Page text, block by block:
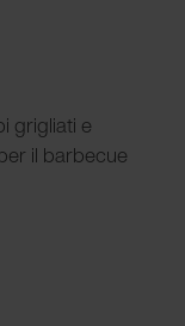
grigliati e
il barbecue